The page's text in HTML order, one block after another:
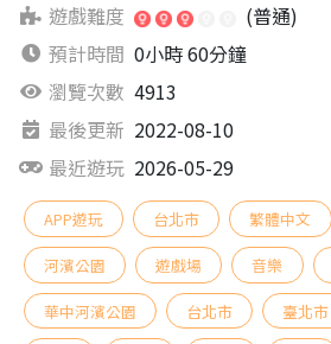
遊戲難度
(普通)
預計時間 0小時 60分鐘
瀏覽次數 4913
最後更新 2022-08-10
最近遊玩 2026-05-29
APP遊玩 台北市 繁體中文
河濱公園 遊戲場 音樂
華中河濱公園 台北市 臺北市